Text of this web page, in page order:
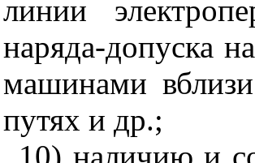
линии
наряда-допуска
машинами
путях и др.;
10) наличию и